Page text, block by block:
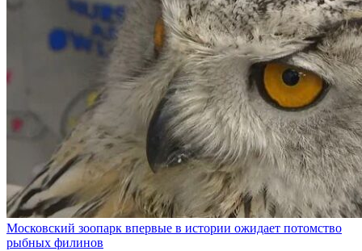
Московский зоопарк впервые в истории ожидает потомство
рыбных филинов